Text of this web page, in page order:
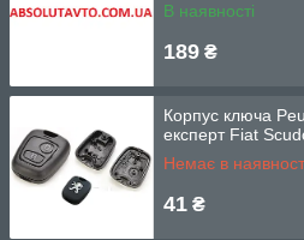
В наявності
189 ₴
Корпус ключа
експерт Fiat
Немає в
41 ₴